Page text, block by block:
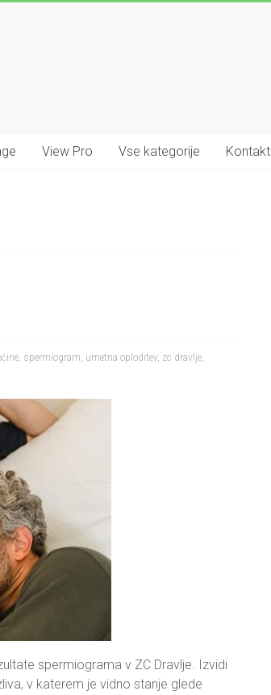
View Pro Vse kategorije Kontakt
, spermiogram, umetna oploditev, zc dravlje,
spermiograma v ZC Dravlje. Izvidi
v katerem je vidno stanje glede